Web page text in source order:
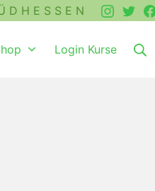
H E S S E N
Login Kurse